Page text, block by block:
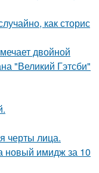
как сторис
двойной
"Великий Гэтсби"
черты лица.
новый имидж за 10